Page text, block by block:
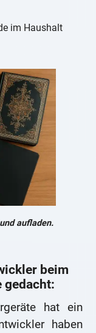
im Haushalt
aufladen.
beim
gedacht:
hat ein
haben